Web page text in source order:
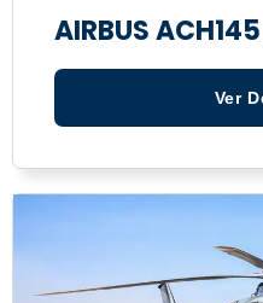
AIRBUS
Ver